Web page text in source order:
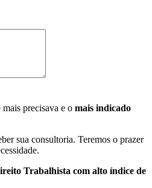
mais precisava e o mais indicado
sua consultoria. Teremos o prazer
Trabalhista com alto índice de